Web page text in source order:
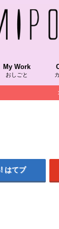
My Work
おしごと
Recipekeisai/レシ
COOKPAD/クック
NablusSoap/ナー
OfficialColumn/メ
はてブ